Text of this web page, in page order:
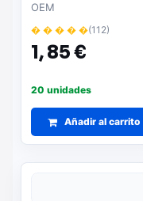
OEM
� � � � �(112)
1,85 €
20 unidades
Añadir al carrito